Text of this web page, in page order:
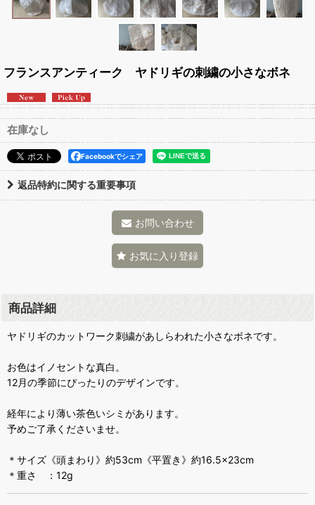
フランスアンティーク ヤドリギの刺繍の小さなボネ
在庫なし
Facebookでシェア
返品特約に関する重要事項
お問い合わせ
お気に入り登録
商品詳細
ヤドリギのカットワーク刺繍があしらわれた小さなボネです。
お色はイノセントな真白。
12月の季節にぴったりのデザインです。
経年により薄い茶色いシミがあります。
予めご了承くださいませ。
＊サイズ《頭まわり》約53cm《平置き》約16.5×23cm
＊重さ ：12g